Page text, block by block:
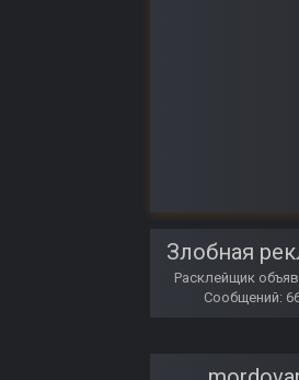
Злобная
Расклейщик
Сообщений: